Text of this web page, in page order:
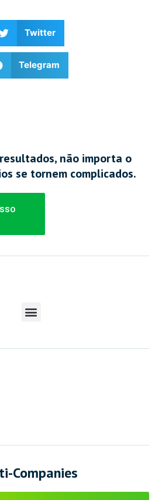
Twitter
Telegram
não importa o
se tornem complicados.
Companies